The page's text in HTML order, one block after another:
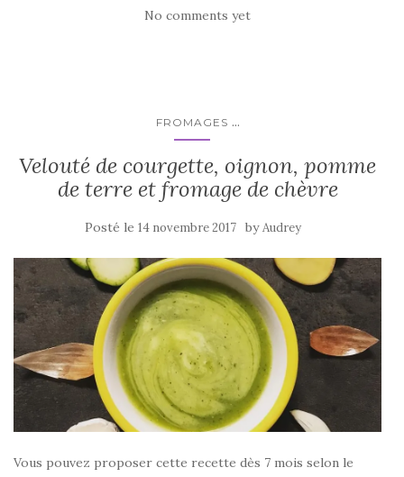
No comments yet
FROMAGES ...
Velouté de courgette, oignon, pomme
de terre et fromage de chèvre
Posté le 14 novembre 2017 byAudrey
Vous pouvez proposer cette recette dès 7 mois selon le